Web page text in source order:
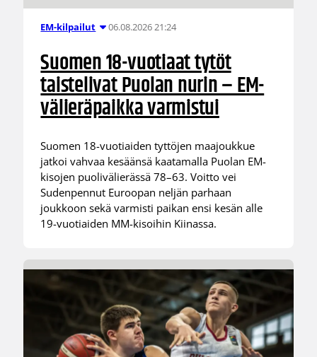
EM-kilpailut 06.08.2026 21:24
Suomen 18-vuotiaat tytöt
taistelivat Puolan nurin – EM-
välieräpaikka varmistui
Suomen 18-vuotiaiden tyttöjen maajoukkue
jatkoi vahvaa kesäänsä kaatamalla Puolan EM-
kisojen puolivälierässä 78–63. Voitto vei
Sudenpennut Euroopan neljän parhaan
joukkoon sekä varmisti paikan ensi kesän alle
19-vuotiaiden MM-kisoihin Kiinassa.